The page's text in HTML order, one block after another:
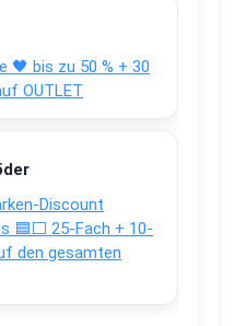
🖤 bis zu 50 % + 30
OUTLET
Discount
🟦⬜ 25-Fach + 10-
den gesamten